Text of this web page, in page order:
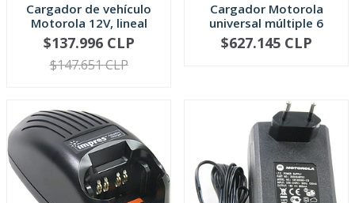
Cargador de vehículo
Motorola 12V, lineal
DGP-A...
+
$137.996 CLP
$147.651 CLP
Cargador Motorola
universal múltiple 6
bahías, ...
+
$627.145 CLP